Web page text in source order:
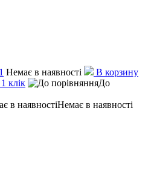
Немає в наявності
В корзину
клік
До
Немає в наявності